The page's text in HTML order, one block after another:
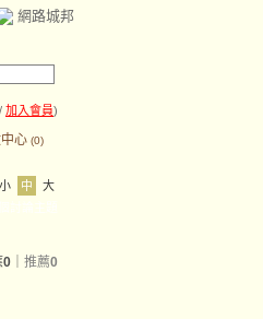
網路城邦
/ 加入會員)
心 (0)
小 中 大
0 推薦0